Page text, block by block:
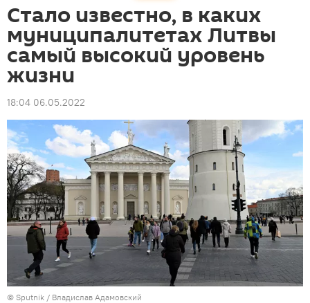
Стало известно, в каких
муниципалитетах Литвы
самый высокий уровень
жизни
18:04 06.05.2022
© Sputnik / Владислав Адамовский